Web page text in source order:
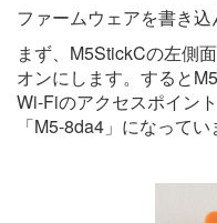
ファームウェアを書き込
まず、M5StickCの左側
オンにします。すると
Wi-Fiのアクセスポイン
「M5-8da4」になってい